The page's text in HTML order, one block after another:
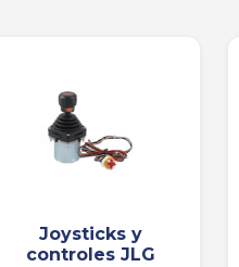
Joysticks y
controles JLG